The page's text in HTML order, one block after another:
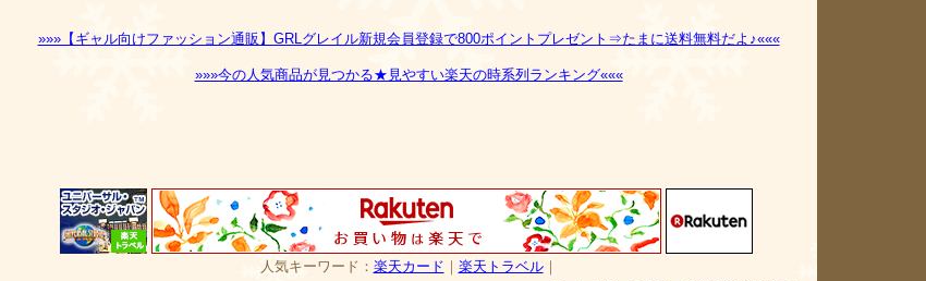
»»»【ギャル向けファッション通販】GRLグレイル新規会員登録で800ポイントプレゼント⇒たまに送料無料だよ♪«««
»»»今の人気商品が見つかる★見やすい楽天の時系列ランキング«««
人気キーワード： 楽天カード ｜ 楽天トラベル｜